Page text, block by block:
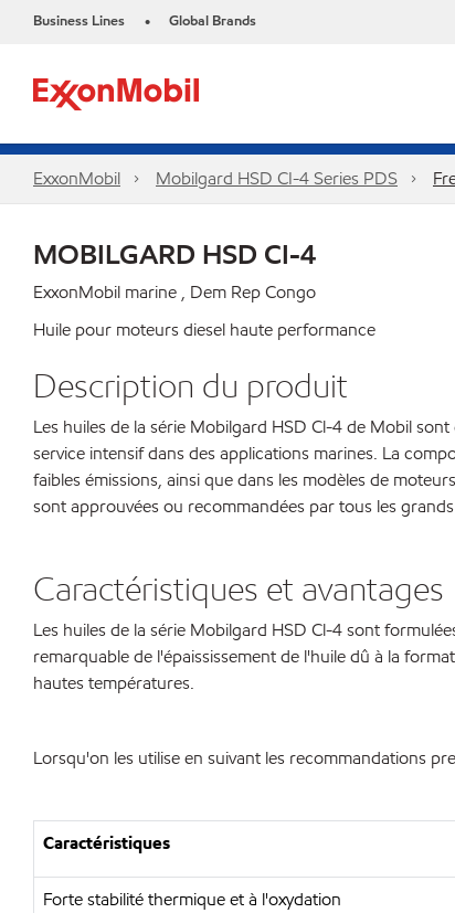
Business Lines • Global Brands
ExxonMobil Mobilgard HSD CI-4 Series​ PDS
MOBILGARD HSD CI-4
ExxonMobil marine , Dem Rep Congo
Huile pour moteurs diesel haute performance
Description du produit
Les huiles de la série Mobilgard HSD Cl-4 de Mobil
service intensif dans des applications marines. La
faibles émissions, ainsi que dans les modèles de
sont approuvées ou recommandées par tous les
Caractéristiques et avantages
Les huiles de la série Mobilgard HSD Cl-4 sont
remarquable de l'épaississement de l'huile dû à la
hautes températures.
Lorsqu'on les utilise en suivant les recommandations
Caractéristiques
Forte stabilité thermique et à l'oxydation